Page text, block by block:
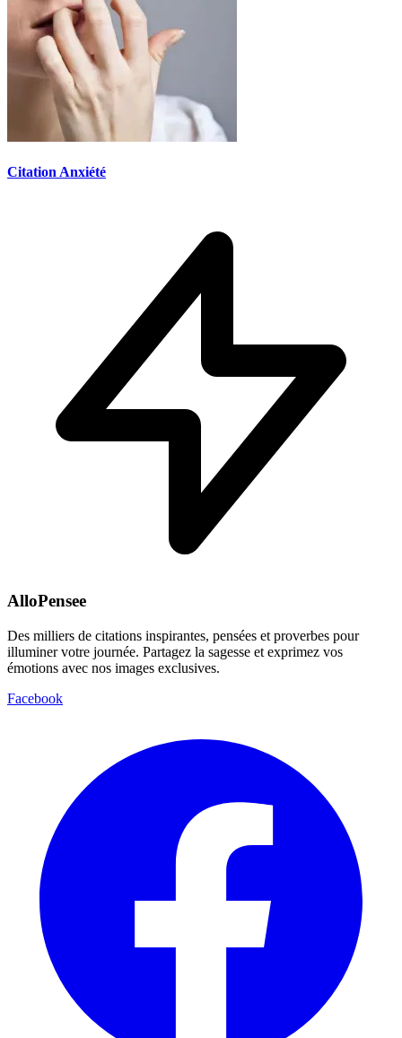
Citation Anxiété
AlloPensee
Des milliers de citations inspirantes, pensées et proverbes pour
illuminer votre journée. Partagez la sagesse et exprimez vos
émotions avec nos images exclusives.
Facebook